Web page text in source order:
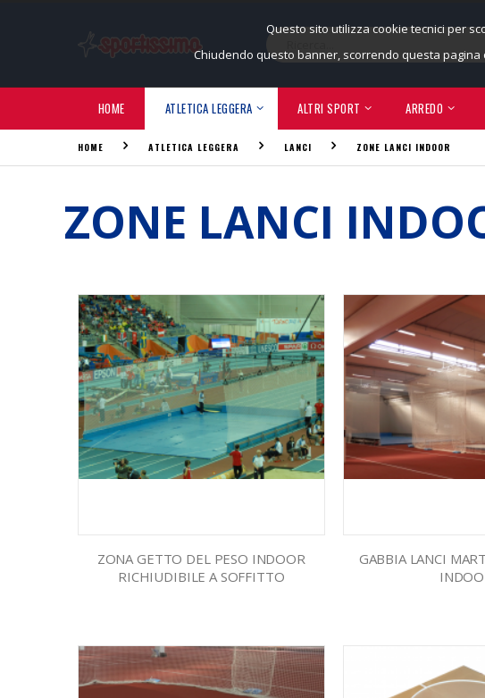
Questo sito utilizza cookie tecnici per
Chiudendo questo banner, scorrendo questa
HOME ATLETICA LEGGERA ALTRI SPORT ARREDO
HOME ATLETICA LEGGERA LANCI ZONE LANCI INDOOR
ZONE LANCI
ZONA GETTO DEL PESO INDOOR
RICHIUDIBILE A SOFFITTO
GABBIA LANCI